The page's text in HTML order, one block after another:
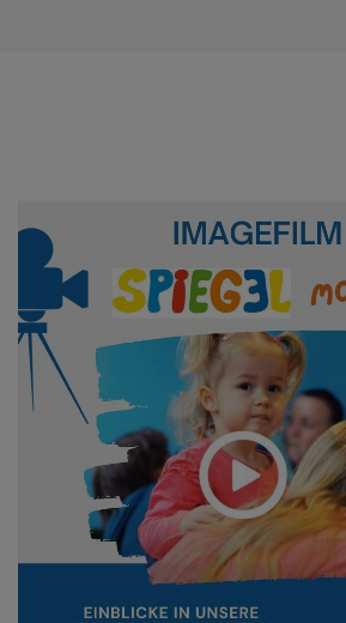
Basislehrgang Altenberg bei Linz
ELISIUM, Pfarr- und
Schulstraße 2, 4203 Altenberg bei Linz
Startmodul: 22.2.2027
Ausbildungstag 1: 27.2.2027
Ausbildungstag 2: 20.3.2027
Ausbildungstag 3: 10.4.2027
Ausbildungstag 4: 24.4.2027
Ausbildungstag 5: 22.5.2027
Ausbildungstag 6: 5.6.2027
Ausbildungstag 7/Kursabschluss: